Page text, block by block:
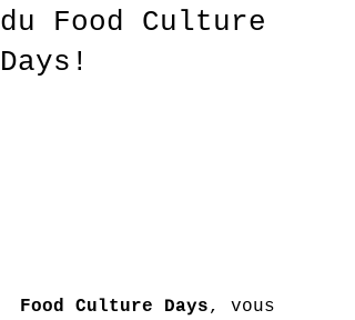
du Food Culture
Days!
Food Culture Days, vous